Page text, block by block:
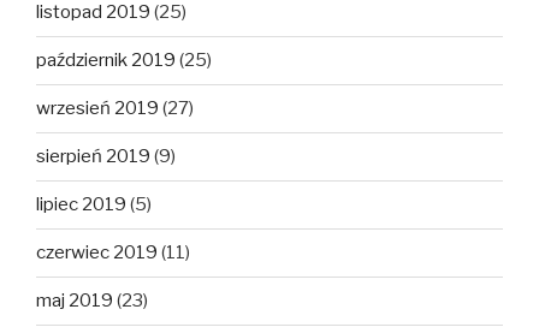
listopad 2019 (25)
październik 2019 (25)
wrzesień 2019 (27)
sierpień 2019 (9)
lipiec 2019 (5)
czerwiec 2019 (11)
maj 2019 (23)